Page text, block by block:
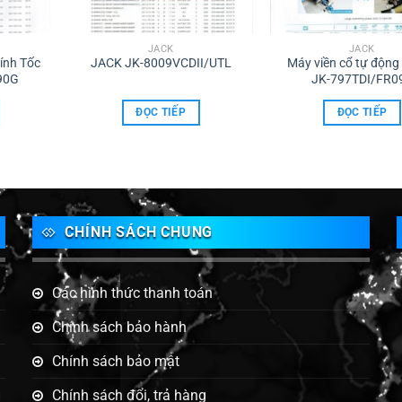
Tốc
JACK
JACK JK-8009VCDII/UTL
ĐỌC TIẾP
JACK
Máy viền cổ tự động
JK-797TDI/
ĐỌC TIẾP
CHÍNH SÁCH CHUNG
Các hình thức thanh toán
Chính sách bảo hành
Chính sách bảo mật
Chính sách đổi, trả hàng